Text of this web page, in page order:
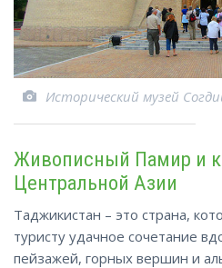
Исторический музей
Живописный Памир и
Центральной Азии
Таджикистан – это страна,
туристу удачное сочетание
пейзажей, горных вершин и